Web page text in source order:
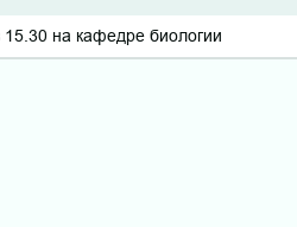
на кафедре биологии